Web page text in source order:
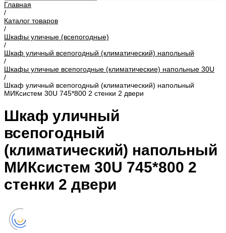
Главная
/
Каталог товаров
/
Шкафы уличные (всепогодные)
/
Шкаф уличный всепогодный (климатический) напольный
/
Шкафы уличные всепогодные (климатические) напольные 30U
/
Шкаф уличный всепогодный (климатический) напольный
МИКсистем 30U 745*800 2 стенки 2 двери
Шкаф уличный
всепогодный
(климатический) напольный
МИКсистем 30U 745*800 2
стенки 2 двери